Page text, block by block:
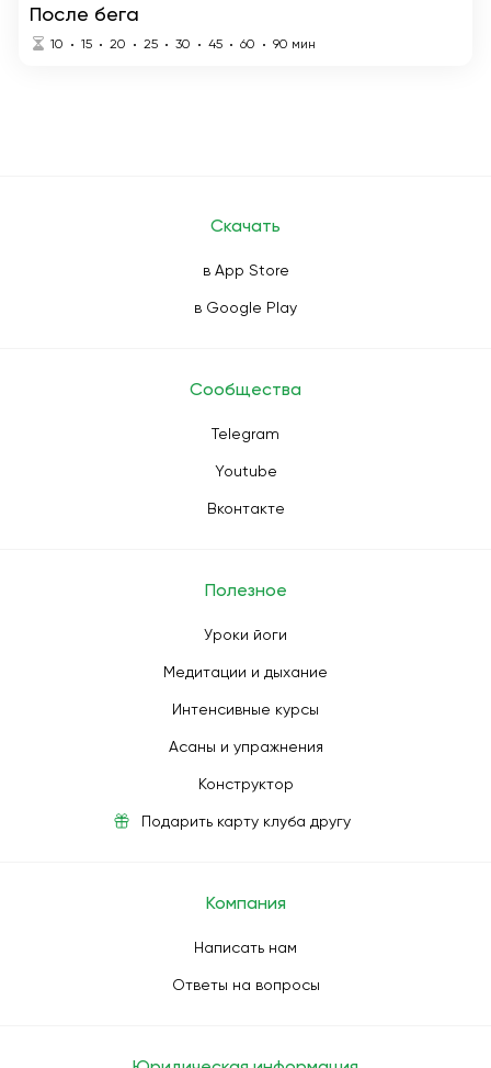
После бега
10 15 20 25 30 45 60 90 мин
Скачать
в App Store
в Google Play
Сообщества
Telegram
Youtube
Вконтакте
Полезное
Уроки йоги
Медитации и дыхание
Интенсивные курсы
Асаны и упражнения
Конструктор
Подарить карту клуба другу
Компания
Написать нам
Ответы на вопросы